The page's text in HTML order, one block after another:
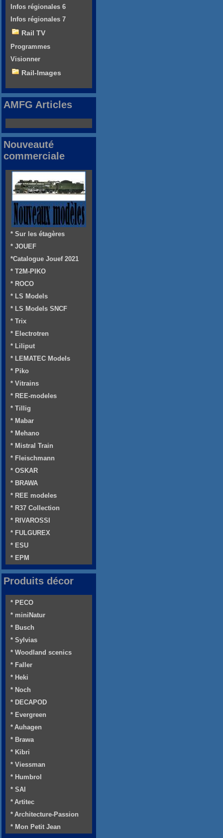
Infos régionales 6
Infos régionales 7
Rail TV
Programmes
Visionner
Rail-Images
AMFG Articles
Nouveauté
commerciale
* Sur les étagères
* JOUEF
*Catalogue Jouef 2021
* T2M-PIKO
* ROCO
* LS Models
* LS Models SNCF
* Trix
* Electrotren
* Liliput
* LEMATEC Models
* Piko
* Vitrains
* REE-modeles
* Tillig
* Mabar
* Mehano
* Mistral Train
* Fleischmann
* OSKAR
* BRAWA
* REE modeles
* R37 Collection
* RIVAROSSI
* FULGUREX
* ESU
* EPM
Produits décor
* PECO
* miniNatur
* Busch
* Sylvias
* Woodland scenics
* Faller
* Heki
* Noch
* DECAPOD
* Evergreen
* Auhagen
* Brawa
* Kibri
* Viessman
* Humbrol
* SAI
* Artitec
* Architecture-Passion
* Mon Petit Jean